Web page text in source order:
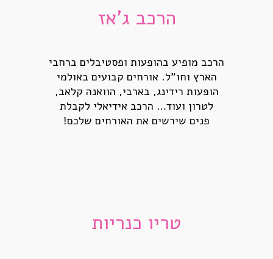
הרכב ג'אז
הרכב מופיע בהופעות ופסטיבלים ברחבי
הארץ וחו"ל. אורחים קבועים באולמי
הופעות רידינג, בארבי, הוואנה קלאב,
לטרון ועוד… הרכב אידיאלי לקבלת
פנים שירשים את האורחים שלכם!
טריו כנריות